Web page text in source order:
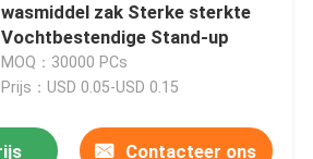
wasmiddel zak Sterke sterkte
Vochtbestendige Stand-up
MOQ：30000 PCs
Prijs：USD 0.05-USD 0.15
Contacteer ons